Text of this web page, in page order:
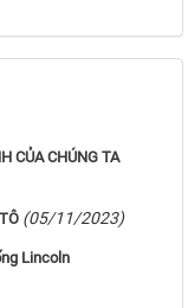
CỦA CHÚNG TA
(05/11/2023)
Lincoln